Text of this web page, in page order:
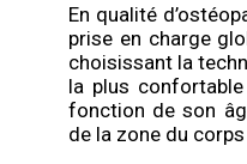
En qualité
prise en charge
choisissant la
la plus
fonction de son
de la zone du